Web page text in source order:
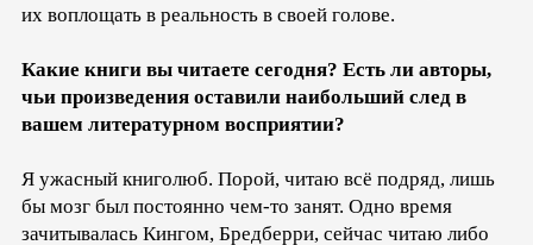
их воплощать в реальность в своей голове.
Какие книги вы читаете сегодня? Есть ли авторы,
чьи произведения оставили наибольший след в
вашем литературном восприятии?
Я ужасный книголюб. Порой, читаю всё подряд, лишь
бы мозг был постоянно чем-то занят. Одно время
зачитывалась Кингом, Бредберри, сейчас читаю либо